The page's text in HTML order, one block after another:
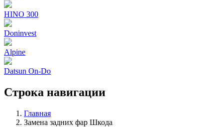
HINO 300
Doninvest
Alpine
Datsun On-Do
Строка навигации
Главная
Замена задних фар Шкода